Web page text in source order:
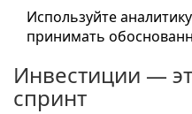
Используйте
принимать
Инвестиции —
спринт